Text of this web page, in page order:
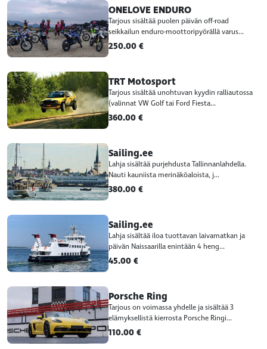
ONELOVE ENDURO
Tarjous sisältää puolen päivän off-road
seikkailun enduro-moottoripyörällä varus...
250.00 €
TRT Motosport
Tarjous sisältää unohtuvan kyydin ralliautossa
(valinnat VW Golf tai Ford Fiesta...
360.00 €
Sailing.ee
Lahja sisältää purjehdusta Tallinnanlahdella.
Nauti kauniista merinäköaloista, j...
380.00 €
Sailing.ee
Lahja sisältää iloa tuottavan laivamatkan ja
päivän Naissaarilla enintään 4 heng...
45.00 €
Porsche Ring
Tarjous on voimassa yhdelle ja sisältää 3
elämyksellistä kierrosta Porsche Ringi...
110.00 €